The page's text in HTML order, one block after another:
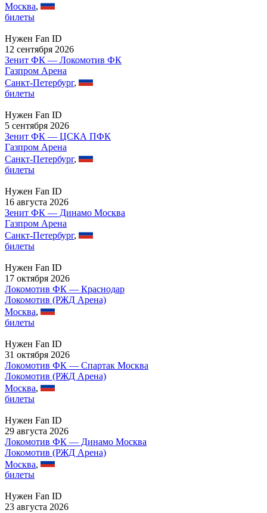
Москва,
билеты
Нужен Fan ID
12 сентября 2026
Зенит ФК — Локомотив ФК
Газпром Арена
Санкт-Петербург,
билеты
Нужен Fan ID
5 сентября 2026
Зенит ФК — ЦСКА ПФК
Газпром Арена
Санкт-Петербург,
билеты
Нужен Fan ID
16 августа 2026
Зенит ФК — Динамо Москва
Газпром Арена
Санкт-Петербург,
билеты
Нужен Fan ID
17 октября 2026
Локомотив ФК — Краснодар
Локомотив (РЖД Арена)
Москва,
билеты
Нужен Fan ID
31 октября 2026
Локомотив ФК — Спартак Москва
Локомотив (РЖД Арена)
Москва,
билеты
Нужен Fan ID
29 августа 2026
Локомотив ФК — Динамо Москва
Локомотив (РЖД Арена)
Москва,
билеты
Нужен Fan ID
23 августа 2026